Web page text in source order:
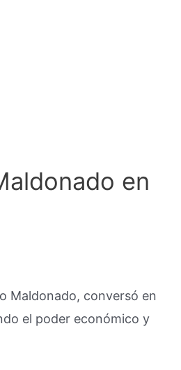
en
Maldonado, conversó en
el poder económico y